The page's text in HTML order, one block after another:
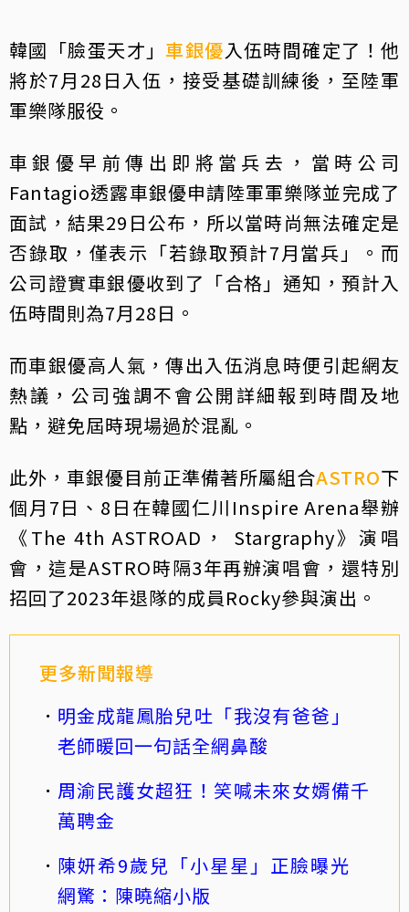
韓國「臉蛋天才」 車銀優入伍時間確定了！他
將於7月28日入伍，接受基礎訓練後，至陸軍
軍樂隊服役。
車銀優早前傳出即將當兵去，當時公司
Fantagio透露車銀優申請陸軍軍樂隊並完成了
面試，結果29日公布，所以當時尚無法確定是
否錄取，僅表示「若錄取預計7月當兵」。而
公司證實車銀優收到了「合格」通知，預計入
伍時間則為7月28日。
而車銀優高人氣，傳出入伍消息時便引起網友
熱議，公司強調不會公開詳細報到時間及地
點，避免屆時現場過於混亂。
此外，車銀優目前正準備著所屬組合ASTRO下
個月7日、8日在韓國仁川Inspire Arena舉辦
《The 4th ASTROAD， Stargraphy》演唱
會，這是ASTRO時隔3年再辦演唱會，還特別
招回了2023年退隊的成員Rocky參與演出。
更多新聞報導
明金成龍鳳胎兒吐「我沒有爸爸」
老師暖回一句話全網鼻酸
周渝民護女超狂！笑喊未來女婿備千
萬聘金
陳妍希9歲兒「小星星」正臉曝光
網驚：陳曉縮小版